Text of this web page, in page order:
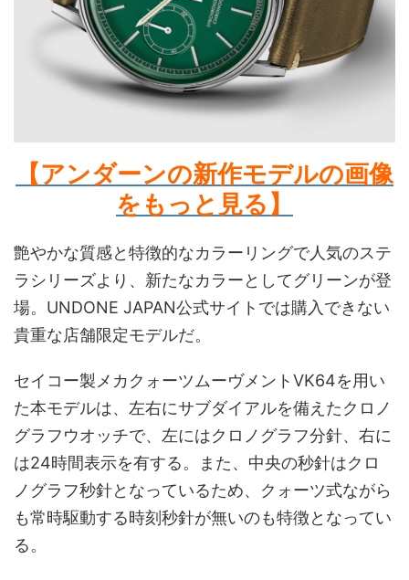
【アンダーンの新作モデルの画像
をもっと見る】
艶やかな質感と特徴的なカラーリングで人気のステ
ラシリーズより、新たなカラーとしてグリーンが登
場。UNDONE JAPAN公式サイトでは購入できない
貴重な店舗限定モデルだ。
セイコー製メカクォーツムーヴメントVK64を用い
た本モデルは、左右にサブダイアルを備えたクロノ
グラフウオッチで、左にはクロノグラフ分針、右に
は24時間表示を有する。また、中央の秒針はクロ
ノグラフ秒針となっているため、クォーツ式ながら
も常時駆動する時刻秒針が無いのも特徴となってい
る。